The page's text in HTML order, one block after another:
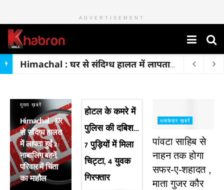
ADVERTISEMENT
Himachal : घर से संदिग्ध हालत में लापता हुईं 2 नाबालिग बहनें, परिवार में चिंता का माहौल
मुख्य ख़बरें
Himachal : घर
से संदिग्ध हालत
में लापता हुईं 2
नाबालिग बहनें,
परिवार में चिंता
का माहौल
होटल के कमरे में
पुलिस की दबिश…
7 पुड़ियाें में मिला
चिट्टा, 4 युवक
गिरफ्तार
धमाकेदार ख़बरें
पांवटा साहिब से
नाहन तक होगा
सफर-ए-शहादत ,
माता गुजर कौर